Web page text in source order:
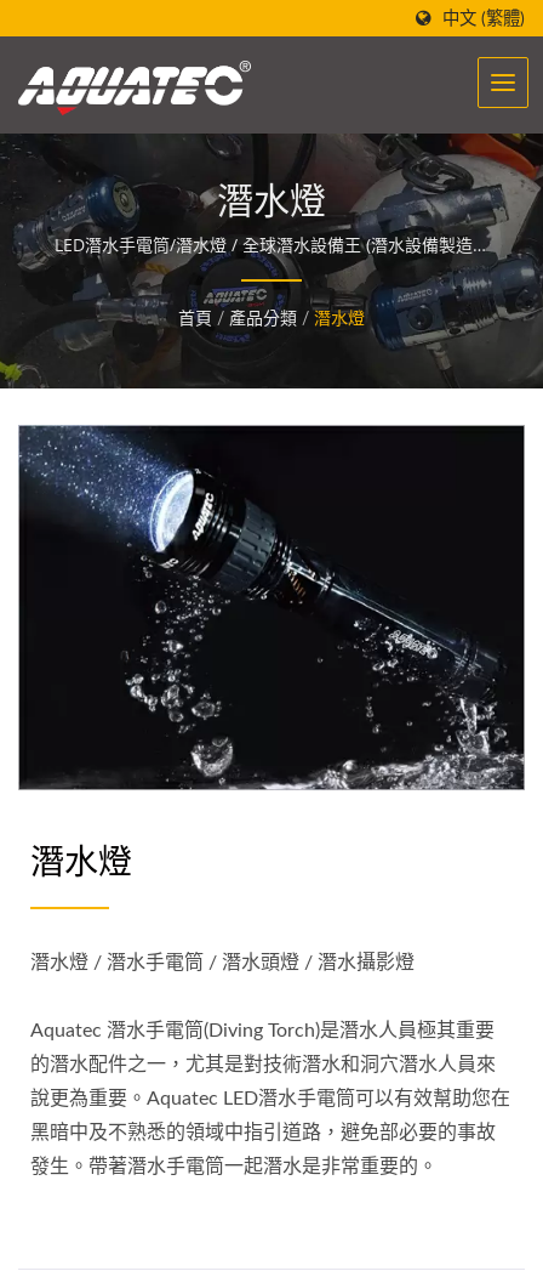
中文 (繁體)
潛水燈
LED潛水手電筒/潛水燈 / 全球潛水設備王 (潛水設備製造生
產批發)-世界潛水第一品牌 「AQUATEC」，設計的潛水設
備製造醞釀著一股能量，讓人們與海洋相遇與融合。
首頁 / 產品分類 / 潛水燈
潛水燈
潛水燈 / 潛水手電筒 / 潛水頭燈 / 潛水攝影燈
Aquatec 潛水手電筒(Diving Torch)是潛水人員極其重要
的潛水配件之一，尤其是對技術潛水和洞穴潛水人員來
說更為重要。Aquatec LED潛水手電筒可以有效幫助您在
黑暗中及不熟悉的領域中指引道路，避免部必要的事故
發生。帶著潛水手電筒一起潛水是非常重要的。